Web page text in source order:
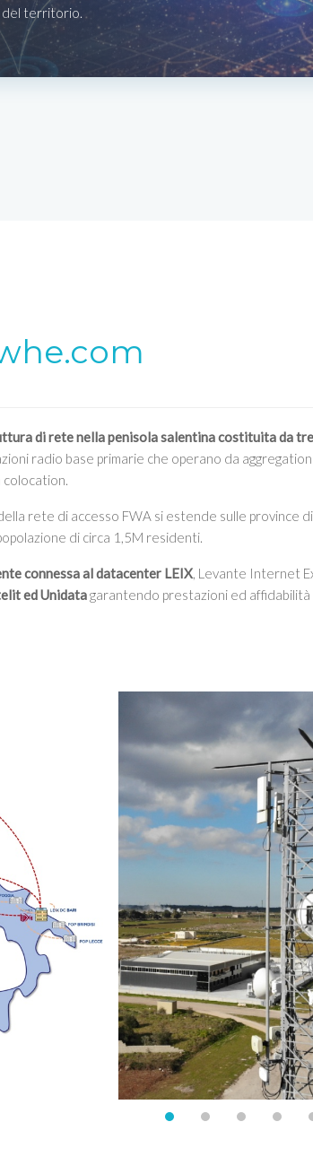
del territorio.
di rete nella penisola salentina costituita da
radio base primarie che operano da
colocation.
rete di accesso FWA si estende sulle province
di circa 1,5M residenti.
connessa al datacenter LEIX, Levante Internet
ed Unidatagarantendo prestazioni ed affidabilità